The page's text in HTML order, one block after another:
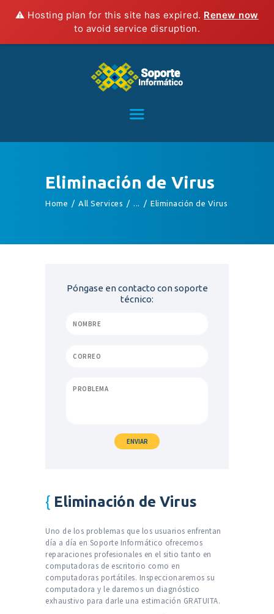
⚠️ Hosting plan for this site has expired. Renew now
to avoid service disruption.
Eliminación de Virus
Home All Services ... Eliminación de Virus
HOME
BLOG
Póngase en contacto con soporte
técnico:
Eliminación de Virus
Uno de los problemas que los usuarios enfrentan
día a día en Soporte Informático ofrecemos
reparaciones profesionales en el sitio tanto en
computadoras de escritorio como en
computadoras portátiles. Inspeccionaremos su
computadora y le daremos un diagnóstico
exhaustivo para darle una estimación GRATUITA.